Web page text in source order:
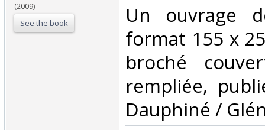
(2009)
See the book
‎Un ouvrage
format 155 x
broché
rempliée,
Dauphiné /